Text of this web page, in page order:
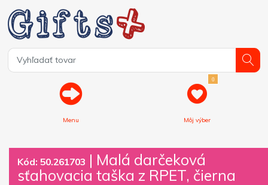
Menu
0
Môj výber
Kód: 50.261703 | Malá darčeková
sťahovacia taška z RPET, čierna